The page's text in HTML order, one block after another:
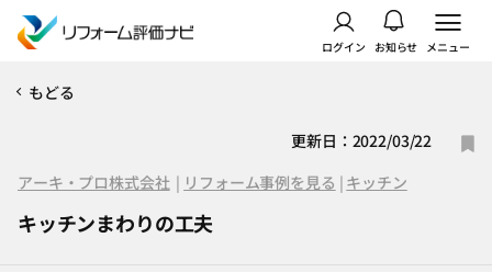
ログイン お知らせ メニュー
もどる
更新日：2022/03/22
アーキ・プロ株式会社| リフォーム事例を見る | キッチン
キッチンまわりの工夫